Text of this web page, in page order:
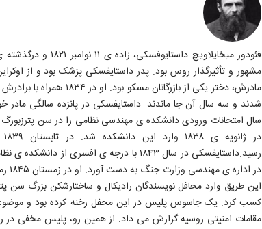
مشهور و تأثیرگذار روس بود. پدر داستایفسکی پزشک بود و از
مادرش، دختر یکی از بازرگانان
شدند و سه سال آن جا ماندند. داستایفسکی در پانزده سالگی مادر
سال امتحانات ورودی دانشکده ی مهندسی نظامی را در سن
رسید.داستایفسکی در سال ۱۸۴۳ با درجه ی افسری
در
این طریق وارد محافل نویسندگان رادیکال و ساختارشکن بزرگ سن
کسب کرد. یک جاسوس پلیس در این محفل رخنه کرده بود و